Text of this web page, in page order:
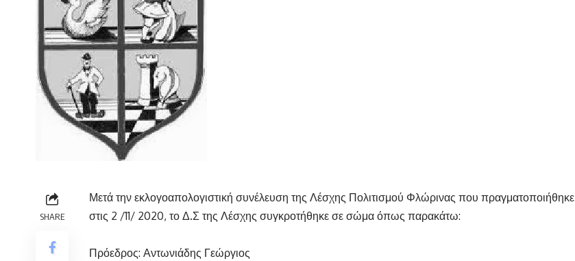
SHARE
Μετά την εκλογοαπολογιστική συνέλευση της Λέσχης Πολιτισμού Φλώρινας που πραγματοποιήθηκε
στις 2 /11/ 2020, το Δ.Σ της Λέσχης συγκροτήθηκε σε σώμα όπως παρακάτω:
Πρόεδρος: Αντωνιάδης Γεώργιος